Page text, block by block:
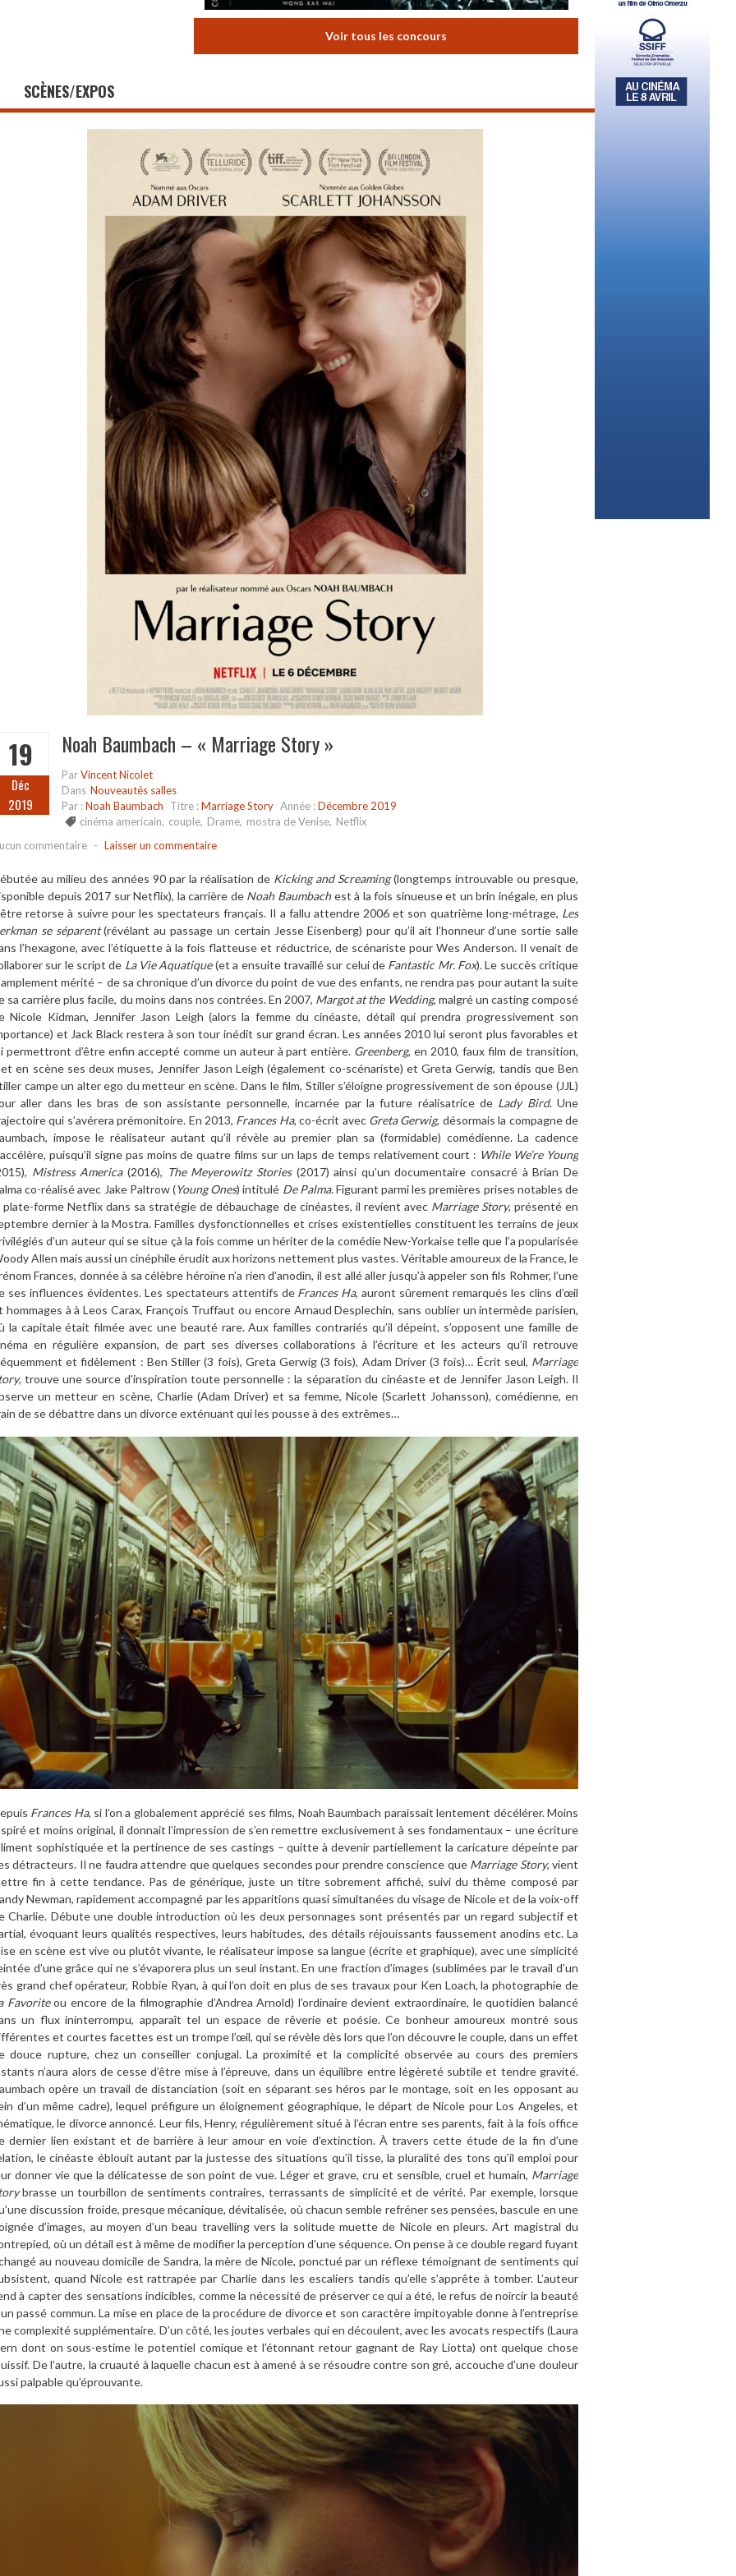
Voir tous les concours
SCÈNES/EXPOS
19
Déc
2019
Noah Baumbach – « Marriage Story »
ParVincent Nicolet
Dans Nouveautés salles
Par :Noah Baumbach Titre :Marriage Story Année :Décembre 2019
cinéma americain, couple, Drame, mostra de Venise, Netflix
commentaire - Laisser un commentaire
au milieu des années 90 par la réalisation de Kicking and Screaming(longtemps introuvable ou presque,
depuis 2017 sur Netflix), la carrière de Noah Baumbachest à la fois sinueuse et un brin inégale, en plus
retorse à suivre pour les spectateurs français. Il a fallu attendre 2006 et son quatrième long-métrage, Les
se séparent(révélant au passage un certain Jesse Eisenberg) pour qu’il ait l’honneur d’une sortie salle
l’hexagone, avec l’étiquette à la fois flatteuse et réductrice, de scénariste pour Wes Anderson. Il venait de
sur le script de La Vie Aquatique(et a ensuite travaillé sur celui de Fantastic Mr. Fox). Le succès critique
mérité – de sa chronique d’un divorce du point de vue des enfants, ne rendra pas pour autant la suite
sa carrière plus facile, du moins dans nos contrées. En 2007, Margot at the Wedding, malgré un casting composé
Nicole Kidman, Jennifer Jason Leigh (alors la femme du cinéaste, détail qui prendra progressivement son
et Jack Black restera à son tour inédit sur grand écran. Les années 2010 lui seront plus favorables et
permettront d’être enfin accepté comme un auteur à part entière. Greenberg, en 2010, faux film de transition,
en scène ses deux muses, Jennifer Jason Leigh (également co-scénariste) et Greta Gerwig, tandis que Ben
campe un alter ego du metteur en scène. Dans le film, Stiller s’éloigne progressivement de son épouse (JJL)
aller dans les bras de son assistante personnelle, incarnée par la future réalisatrice de Lady Bird. Une
qui s’avérera prémonitoire. En 2013, Frances Ha, co-écrit avec Greta Gerwig, désormais la compagne de
impose le réalisateur autant qu’il révèle au premier plan sa (formidable) comédienne. La cadence
puisqu’il signe pas moins de quatre films sur un laps de temps relativement court : While We’re Young
Mistress America(2016), The Meyerowitz Stories(2017) ainsi qu’un documentaire consacré à Brian De
co-réalisé avec Jake Paltrow (Young Ones) intitulé De Palma. Figurant parmi les premières prises notables de
plate-forme Netflix dans sa stratégie de débauchage de cinéastes, il revient avec Marriage Story, présenté en
dernier à la Mostra. Familles dysfonctionnelles et crises existentielles constituent les terrains de jeux
d’un auteur qui se situe çà la fois comme un hériter de la comédie New-Yorkaise telle que l’a popularisée
Allen mais aussi un cinéphile érudit aux horizons nettement plus vastes. Véritable amoureux de la France, le
Frances, donnée à sa célèbre héroïne n’a rien d’anodin, il est allé aller jusqu’à appeler son fils Rohmer, l’une
ses influences évidentes. Les spectateurs attentifs de Frances Ha, auront sûrement remarqués les clins d’œil
hommages à à Leos Carax, François Truffaut ou encore Arnaud Desplechin, sans oublier un intermède parisien,
la capitale était filmée avec une beauté rare. Aux familles contrariés qu’il dépeint, s’opposent une famille de
en régulière expansion, de part ses diverses collaborations à l’écriture et les acteurs qu’il retrouve
et fidèlement : Ben Stiller (3 fois), Greta Gerwig (3 fois), Adam Driver (3 fois)… Écrit seul, Marriage
, trouve une source d’inspiration toute personnelle : la séparation du cinéaste et de Jennifer Jason Leigh. Il
un metteur en scène, Charlie (Adam Driver) et sa femme, Nicole (Scarlett Johansson), comédienne, en
de se débattre dans un divorce exténuant qui les pousse à des extrêmes…
Frances Ha, si l’on a globalement apprécié ses films, Noah Baumbach paraissait lentement décélérer. Moins
et moins original, il donnait l’impression de s’en remettre exclusivement à ses fondamentaux – une écriture
sophistiquée et la pertinence de ses castings – quitte à devenir partiellement la caricature dépeinte par
détracteurs. Il ne faudra attendre que quelques secondes pour prendre conscience que Marriage Story, vient
fin à cette tendance. Pas de générique, juste un titre sobrement affiché, suivi du thème composé par
Newman, rapidement accompagné par les apparitions quasi simultanées du visage de Nicole et de la voix-off
Charlie. Débute une double introduction où les deux personnages sont présentés par un regard subjectif et
évoquant leurs qualités respectives, leurs habitudes, des détails réjouissants faussement anodins etc. La
en scène est vive ou plutôt vivante, le réalisateur impose sa langue (écrite et graphique), avec une simplicité
d’une grâce qui ne s’évaporera plus un seul instant. En une fraction d’images (sublimées par le travail d’un
grand chef opérateur, Robbie Ryan, à qui l’on doit en plus de ses travaux pour Ken Loach, la photographie de
Favoriteou encore de la filmographie d’Andrea Arnold) l’ordinaire devient extraordinaire, le quotidien balancé
un flux ininterrompu, apparaît tel un espace de rêverie et poésie. Ce bonheur amoureux montré sous
et courtes facettes est un trompe l’œil, qui se révèle dès lors que l’on découvre le couple, dans un effet
douce rupture, chez un conseiller conjugal. La proximité et la complicité observée au cours des premiers
n’aura alors de cesse d’être mise à l’épreuve, dans un équilibre entre légèreté subtile et tendre gravité.
opère un travail de distanciation (soit en séparant ses héros par le montage, soit en les opposant au
d’un même cadre), lequel préfigure un éloignement géographique, le départ de Nicole pour Los Angeles, et
le divorce annoncé. Leur fils, Henry, régulièrement situé à l’écran entre ses parents, fait à la fois office
dernier lien existant et de barrière à leur amour en voie d’extinction. À travers cette étude de la fin d’une
le cinéaste éblouit autant par la justesse des situations qu’il tisse, la pluralité des tons qu’il emploi pour
donner vie que la délicatesse de son point de vue. Léger et grave, cru et sensible, cruel et humain, Marriage
brasse un tourbillon de sentiments contraires, terrassants de simplicité et de vérité. Par exemple, lorsque
discussion froide, presque mécanique, dévitalisée, où chacun semble refréner ses pensées, bascule en une
d’images, au moyen d’un beau travelling vers la solitude muette de Nicole en pleurs. Art magistral du
où un détail est à même de modifier la perception d’une séquence. On pense à ce double regard fuyant
au nouveau domicile de Sandra, la mère de Nicole, ponctué par un réflexe témoignant de sentiments qui
quand Nicole est rattrapée par Charlie dans les escaliers tandis qu’elle s’apprête à tomber. L’auteur
à capter des sensations indicibles, comme la nécessité de préserver ce qui a été, le refus de noircir la beauté
passé commun. La mise en place de la procédure de divorce et son caractère impitoyable donne à l’entreprise
complexité supplémentaire. D’un côté, les joutes verbales qui en découlent, avec les avocats respectifs (Laura
dont on sous-estime le potentiel comique et l’étonnant retour gagnant de Ray Liotta) ont quelque chose
De l’autre, la cruauté à laquelle chacun est à amené à se résoudre contre son gré, accouche d’une douleur
palpable qu’éprouvante.